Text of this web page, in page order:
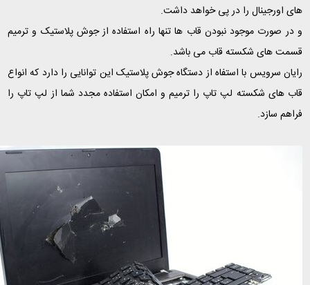
های اورجینال را در پی خواهد داشت.
و در صورت موجود نبودن قاب ها تنها راه استفاده از جوش پلاستیک و ترمیم
قسمت های شکسته قاب می باشد.
رایان سرویس با استفاه از دستگاه جوش پلاستیک این توانایی را دارد که انواع
قاب های شکسته لپ تاپ را ترمیم و امکان استفاده مجدد شما از لپ تاپ را
فراهم سازد.